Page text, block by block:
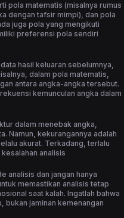
pola matematis (misalnya rumus
dengan tafsir mimpi), dan pola
juga pola yang mengikuti
preferensi pola sendiri
hasil keluaran sebelumnya,
dalam pola matematis,
antara angka-angka tersebut.
kemunculan angka dalam
dalam menebak angka,
Namun, kekurangannya adalah
akurat. Terkadang, terlalu
analisis
analisis dan jangan hanya
memastikan analisis tetap
saat kalah. Ingatlah bahwa
bukan jaminan kemenangan